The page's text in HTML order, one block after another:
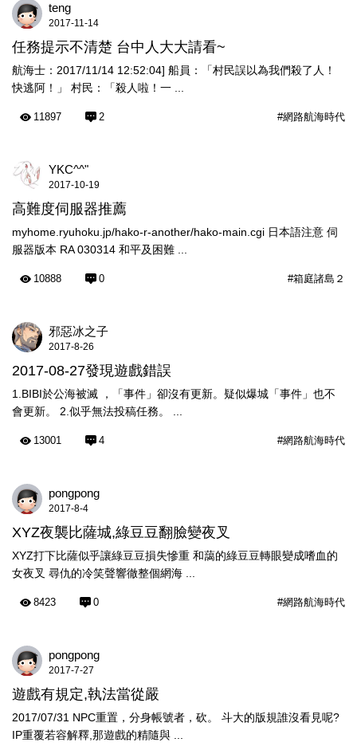
teng
2017-11-14
任務提示不清楚 台中人大大請看~
航海士：2017/11/14 12:52:04] 船員：「村民誤以為我們殺了人！
快逃阿！」 村民：「殺人啦！一 ...
#網路航海時代
11897 2
YKC^^"
2017-10-19
高難度伺服器推薦
myhome.ryuhoku.jp/hako-r-another/hako-main.cgi 日本語注意 伺
服器版本 RA 030314 和平及困難 ...
#箱庭諸島２
10888 0
邪惡冰之子
2017-8-26
2017-08-27發現遊戲錯誤
1.BIBI於公海被滅 ，「事件」卻沒有更新。疑似爆城「事件」也不
會更新。 2.似乎無法投稿任務。 ...
#網路航海時代
13001 4
pongpong
2017-8-4
XYZ夜襲比薩城,綠豆豆翻臉變夜叉
XYZ打下比薩似乎讓綠豆豆損失慘重 和藹的綠豆豆轉眼變成嗜血的
女夜叉 尋仇的冷笑聲響徹整個網海 ...
#網路航海時代
8423 0
pongpong
2017-7-27
遊戲有規定,執法當從嚴
2017/07/31 NPC重置，分身帳號者，砍。 斗大的版規誰沒看見呢?
IP重覆若容解釋,那遊戲的精隨與 ...